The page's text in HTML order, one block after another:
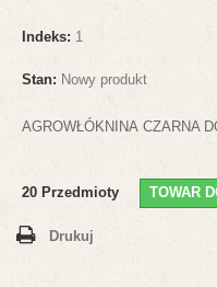
Indeks: 1
Stan: Nowy produkt
AGROWŁÓKNINA CZARNA
20 Przedmioty TOWAR
Drukuj